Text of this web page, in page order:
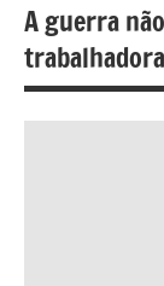
A guerra